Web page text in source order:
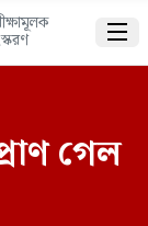

গেল